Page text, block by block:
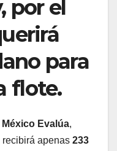
por el
para
flote.
México Evalúa,
apenas 233